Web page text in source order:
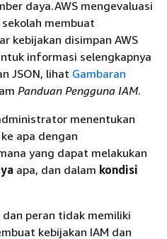
daya.AWS mengevaluasi
membuat
kebijakan disimpan AWS
informasi selengkapnya
JSON, lihat Gambaran
Panduan Pengguna IAM.
menentukan
apa dengan
yang dapat melakukan
apa, dan dalam kondisi
peran tidak memiliki
kebijakan IAM dan